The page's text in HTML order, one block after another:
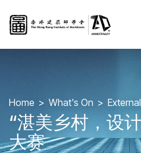
Home What's On
“湛美乡村，设
大赛